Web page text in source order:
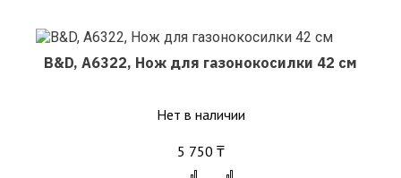
B&D, A6322, Нож для газонокосилки 42 см
Нет в наличии
5 750 ₸